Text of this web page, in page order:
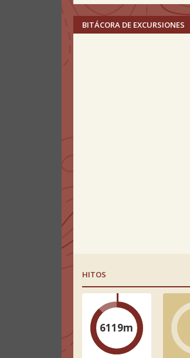
BITÁCORA DE EXCURSIONES
HITOS
6119m